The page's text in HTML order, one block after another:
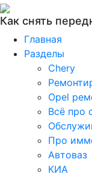
Как снять
Главная
Разделы
Chery
Opel
Всё про
Про
Автоваз
КИА